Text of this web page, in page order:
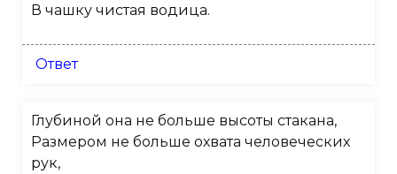
В чашку чистая водица.
Ответ
Глубиной она не больше высоты стакана,
Размером не больше охвата человеческих
рук,